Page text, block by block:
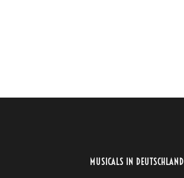
MUSICALS IN DEUTSCHLAND